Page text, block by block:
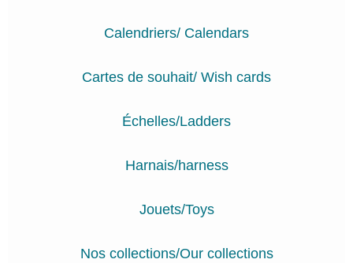
Calendriers/ Calendars
Cartes de souhait/ Wish cards
Échelles/Ladders
Harnais/harness
Jouets/Toys
Nos collections/Our collections